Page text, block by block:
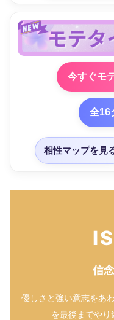
今すぐモ
全16
相性マップを見
信
優しさと強い意志をあ
を最後までやり